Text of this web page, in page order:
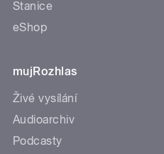
Stanice
eShop
mujRozhlas
Živé vysílání
Audioarchiv
Podcasty